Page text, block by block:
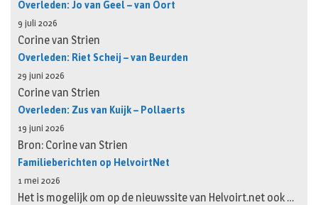
Overleden: Jo van Geel – van Oort
9 juli 2026
Corine van Strien
Overleden: Riet Scheij – van Beurden
29 juni 2026
Corine van Strien
Overleden: Zus van Kuijk – Pollaerts
19 juni 2026
Bron: Corine van Strien
Familieberichten op HelvoirtNet
1 mei 2026
Het is mogelijk om op de nieuwssite van Helvoirt.net ook …